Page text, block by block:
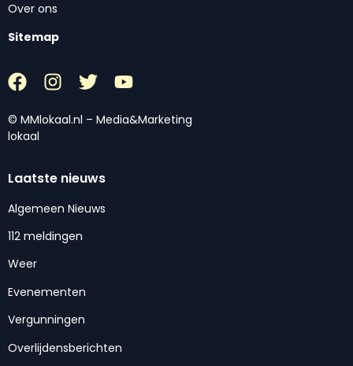
Over ons
Sitemap
© MMlokaal.nl – Media&Marketing
lokaal
Laatste nieuws
Algemeen Nieuws
112 meldingen
Weer
Evenementen
Vergunningen
Overlijdensberichten